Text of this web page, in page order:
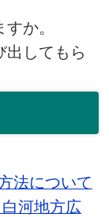
か。
出してもら
法について
河地方広